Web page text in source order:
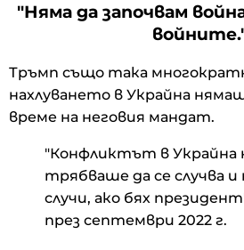
"Няма да започвам
Тръмп също така
нахлуването в Украйна
време на неговия мандат.
"Конфликтът в Украйна
трябваше да се случва
случи, ако бях
през септември 2022 г.